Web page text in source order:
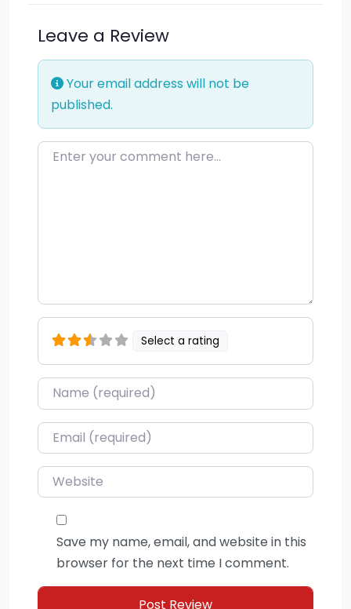
Leave a Review
Your email address will not be
published.
Enter your comment here…
Select a rating
Name*
Email*
Website
Save my name, email, and website in this
browser for the next time I comment.